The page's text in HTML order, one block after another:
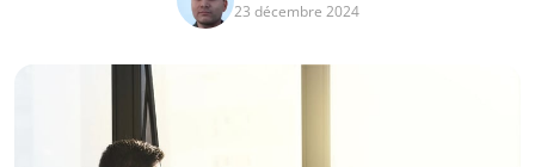
23 décembre 2024